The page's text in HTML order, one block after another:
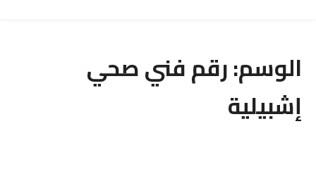
الوسم:رقم فني صحي
إشبيلية